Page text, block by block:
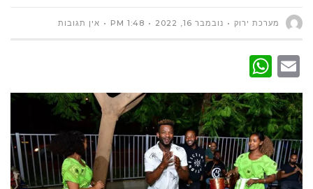
מערכת ירוק נובמבר 16, 2022 1:48 PM אין תגובות
Email